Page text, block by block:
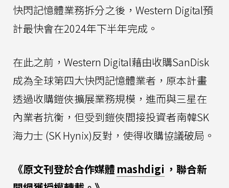
快閃記憶體業務拆分之後，Western Digital預
計最快會在2024年下半年完成。
在此之前，Western Digital藉由收購SanDisk
成為全球第四大快閃記憶體業者，原本計畫
透過收購鎧俠擴展業務規模，進而與三星在
內業者抗衡，但受到鎧俠間接投資者南韓SK
海力士 (SK Hynix)反對，使得收購協議破局。
《原文刊登於合作媒體 mashdigi ，聯合新